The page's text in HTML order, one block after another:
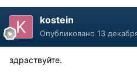
kostein
Опубликовано 13
здраствуйте.